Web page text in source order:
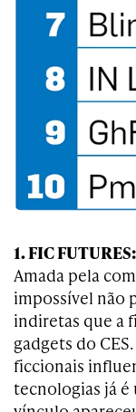
1. FIC
Amada pela
impossível não
indiretas que a
gadgets do
ficcionais
tecnologias já é